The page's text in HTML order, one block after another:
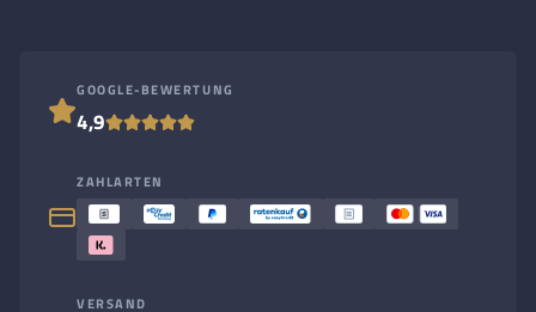
GOOGLE-BEWERTUNG
4,9
ZAHLARTEN
VERSAND